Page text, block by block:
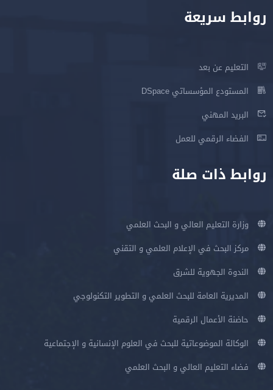
روابط سريعة
التعليم عن بعد
المستودع المؤسساتي DSpace
البريد المهني
الفضاء الرقمي للعمل
روابط ذات صلة
وزارة التعليم العالي و البحث العلمي
مركز البحث في الإعلام العلمي و التقني
الندوة الجهوية للشرق
المديرية العامة للبحث العلمي و التطوير التكنولوجي
حاضنة الأعمال الرقمية
الوكالة الموضوعاتية للبحث في العلوم الإنسانية و الإجتماعية
فضاء التعليم العالي و البحث العلمي